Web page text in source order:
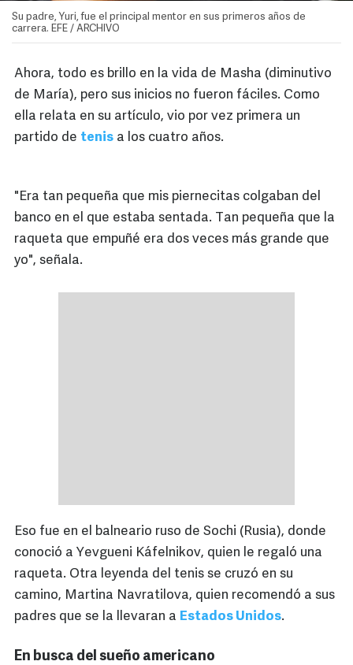
Su padre, Yuri, fue el principal mentor en sus primeros años de
carrera. EFE / ARCHIVO
Ahora, todo es brillo en la vida de Masha (diminutivo
de María), pero sus inicios no fueron fáciles. Como
ella relata en su artículo, vio por vez primera un
partido de tenis a los cuatro años.
"Era tan pequeña que mis piernecitas colgaban del
banco en el que estaba sentada. Tan pequeña que la
raqueta que empuñé era dos veces más grande que
yo", señala.
Eso fue en el balneario ruso de Sochi (Rusia), donde
conoció a Yevgueni Káfelnikov, quien le regaló una
raqueta. Otra leyenda del tenis se cruzó en su
camino, Martina Navratilova, quien recomendó a sus
padres que se la llevaran a Estados Unidos.
En busca del sueño americano